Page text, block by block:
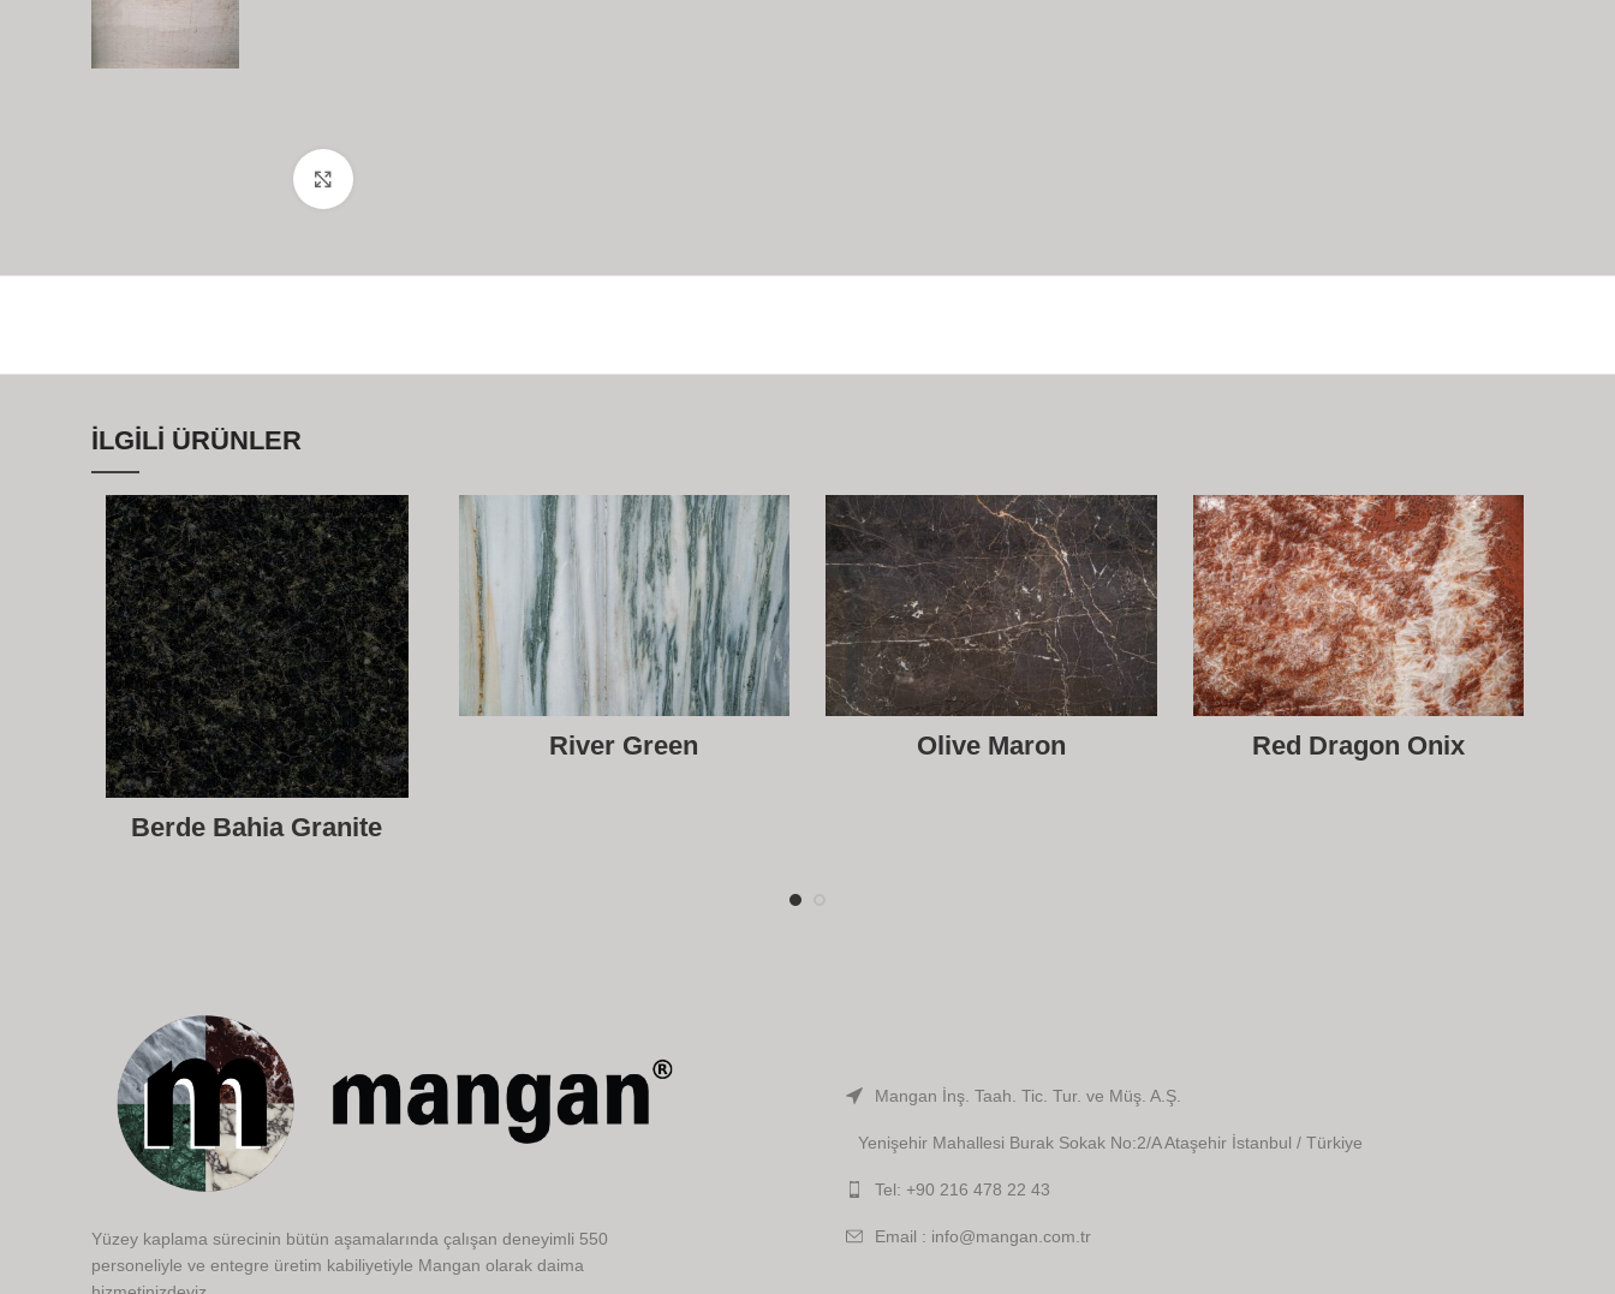
Büyütmek için tıklayın
İLGILI ÜRÜNLER
Berde Bahia Granite
River Green Olive Maron Red Dragon Onix
Yüzey kaplama sürecinin bütün aşamalarında çalışan deneyimli 550
personeliyle ve entegre üretim kabiliyetiyle Mangan olarak daima
Mangan İnş. Taah. Tic. Tur. ve Müş. A.Ş.
Yenişehir Mahallesi Burak Sokak No:2/A Ataşehir İstanbul / Türkiye
Tel: +90 216 478 22 43
Email : info@mangan.com.tr